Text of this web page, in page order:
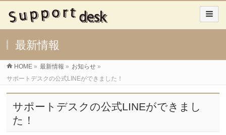
最新情報
HOME » 最新情報 » お知らせ »
サポートデスクの公式LINEができました！
サポートデスクの公式LINEができまし
た！